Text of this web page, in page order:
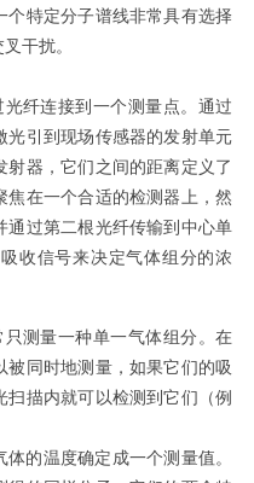
个特定分子谱线非常具有选择
干扰。
光纤连接到一个测量点。通过
光引到现场传感器的发射单元
器，它们之间的距离定义了
焦在一个合适的检测器上，然
通过第二根光纤传输到中心单
收信号来决定气体组分的浓
只测量一种单一气体组分。在
同时地测量，如果它们的吸
描内就可以检测到它们（例
的温度确定成一个测量值。